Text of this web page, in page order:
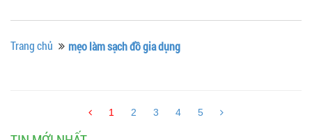
Trang chủ mẹo làm sạch đồ gia dụng
1 2 3 4 5